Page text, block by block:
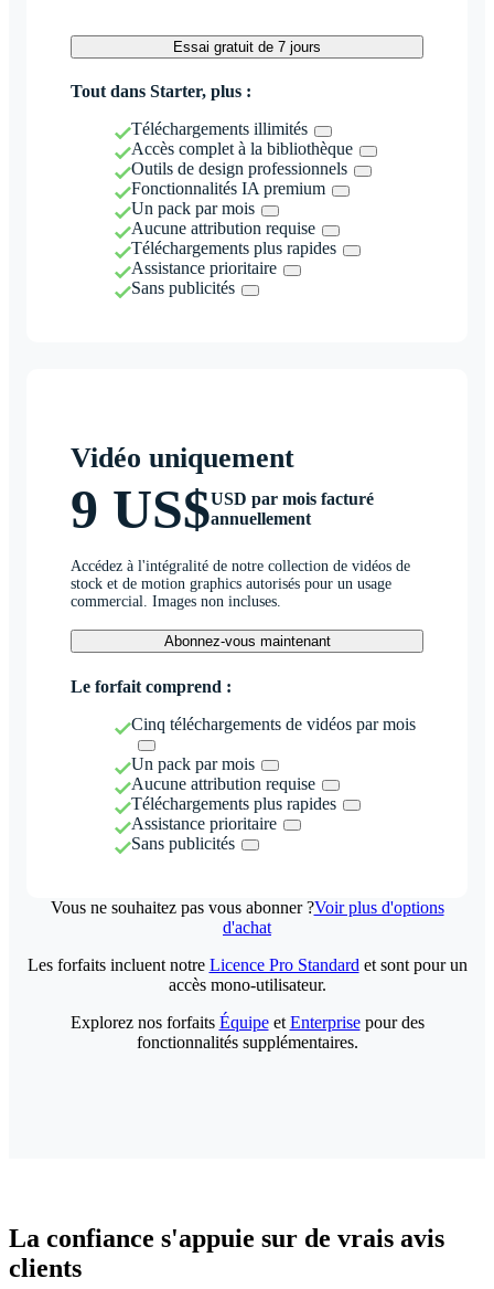
Essai gratuit de 7 jours
Tout dans Starter, plus :
Téléchargements illimités
Accès complet à la bibliothèque
Outils de design professionnels
Fonctionnalités IA premium
Un pack par mois
Aucune attribution requise
Téléchargements plus rapides
Assistance prioritaire
Sans publicités
Vidéo uniquement
9 US$USD par mois facturé
annuellement
Accédez à l'intégralité de notre collection de vidéos de
stock et de motion graphics autorisés pour un usage
commercial. Images non incluses.
Abonnez-vous maintenant
Le forfait comprend :
Cinq téléchargements de vidéos par mois
Un pack par mois
Aucune attribution requise
Téléchargements plus rapides
Assistance prioritaire
Sans publicités
Vous ne souhaitez pas vous abonner ?Voir plus d'options
d'achat
Les forfaits incluent notre Licence Pro Standard et sont pour un
accès mono-utilisateur.
Explorez nos forfaits Équipeet Enterprisepour des
fonctionnalités supplémentaires.
La confiance s'appuie sur de vrais avis
clients